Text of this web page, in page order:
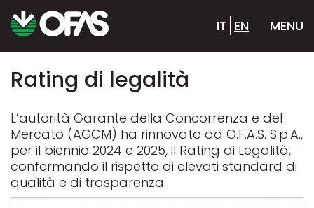
IT EN MENU
Rating di legalità
L’autorità Garante della Concorrenza e del
Mercato (AGCM) ha rinnovato ad O.F.A.S. S.p.A.,
per il biennio 2024 e 2025, il Rating di Legalità,
confermando il rispetto di elevati standard di
qualità e di trasparenza.